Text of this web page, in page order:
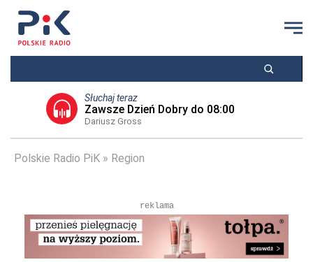
Słuchaj teraz
Zawsze Dzień Dobry do 08:00
Dariusz Gross
Polskie Radio PiK Region
reklama